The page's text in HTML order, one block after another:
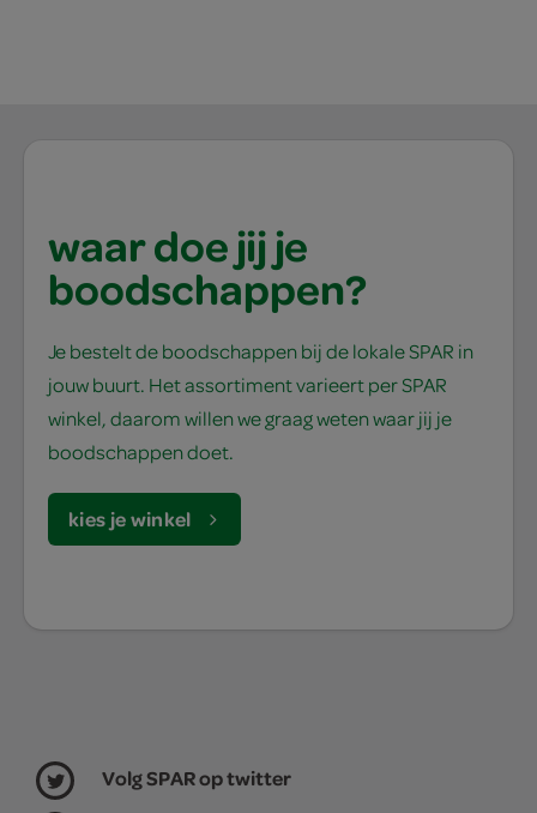
waar doe jij je
boodschappen?
Je bestelt de boodschappen bij de lokale SPAR in
jouw buurt. Het assortiment varieert per SPAR
winkel, daarom willen we graag weten waar jij je
boodschappen doet.
kies je winkel
Volg SPAR op twitter